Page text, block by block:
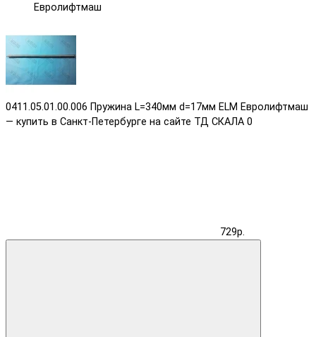
Евролифтмаш
0411.05.01.00.006 Пружина L=340мм d=17мм ELM Евролифтмаш
— купить в Санкт-Петербурге на сайте ТД СКАЛА 0
729р.